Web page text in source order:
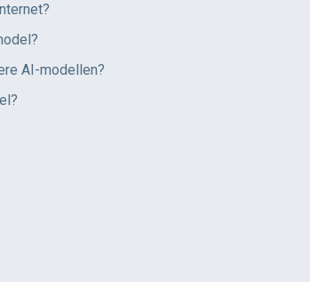
AI-modellen?